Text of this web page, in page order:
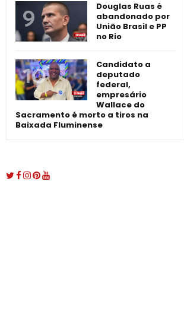
Douglas Ruas é
abandonado por
União Brasil e PP
no Rio
Candidato a
deputado
federal,
empresário
Wallace do
Sacramento é morto a tiros na
Baixada Fluminense